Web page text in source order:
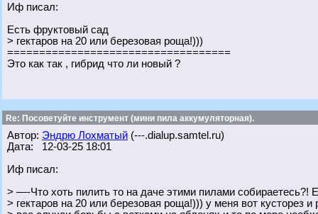
Иф писал:
Есть фруктовый сад
> гектаров на 20 или березовая роща!)))
===================================
Это как так , гибрид что ли новый ?
Re: Посоветуйте инструмент (мини пила аккумуляторная).
Автор: Эндрю Лохматый (---.dialup.samtel.ru)
Дата: 12-03-25 18:01
Иф писал:
> —-Что хоть пилить то на даче этими пилами собираетесь?!
> гектаров на 20 или березовая роща!))) у меня вот кусторез и